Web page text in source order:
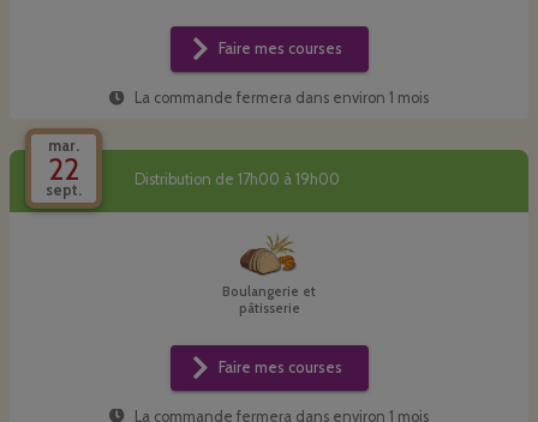
Faire mes courses
La commande fermera dans environ 1 mois
mar.
22
sept.
Distribution de 17h00 à 19h00
Boulangerie et
pâtisserie
Faire mes courses
La commande fermera dans environ 1 mois